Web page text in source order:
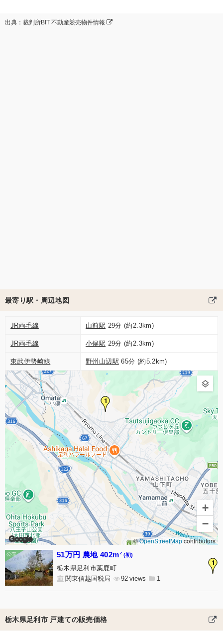
出典：裁判所BIT 不動産競売物件情報
最寄り駅・周辺地図
JR両毛線 山前駅 29分 (約2.3km)
JR両毛線 小俣駅 29分 (約2.3km)
東武伊勢崎線 野州山辺駅 65分 (約5.2km)
1
Google
+
−
©OpenStreetMapcontributors
1
51万円 農地 402m² (初)
栃木県足利市葉鹿町
関東信越国税局
92 1
栃木県足利市 戸建ての販売価格